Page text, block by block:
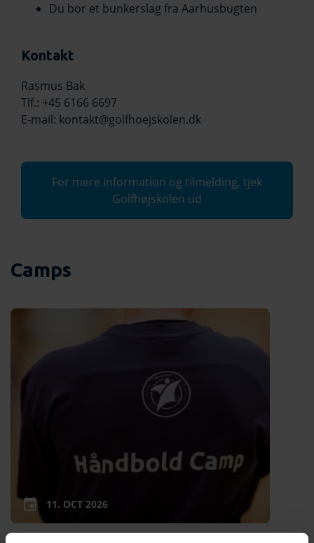
Du bor et bunkerslag fra Aarhusbugten
Kontakt
Rasmus Bak
Tlf.: +45 6166 6697
E-mail: kontakt@golfhoejskolen.dk
For mere information og tilmelding, tjek
Golfhøjskolen ud
Camps
11. OCT 2026